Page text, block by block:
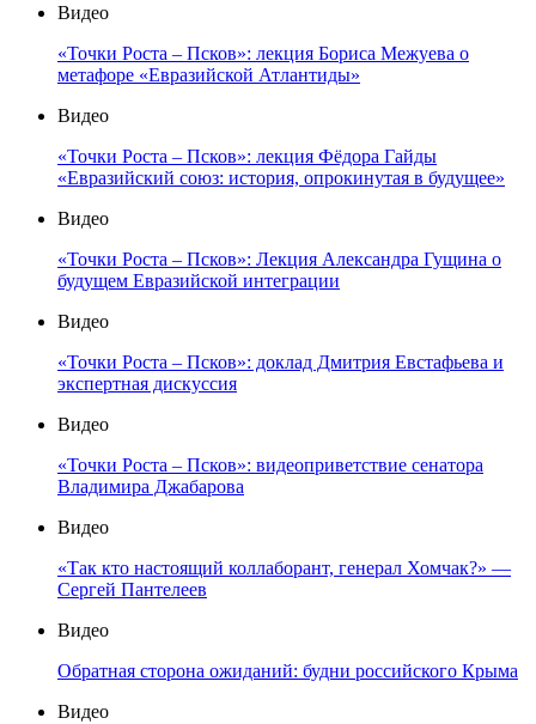
Видео
«Точки Роста – Псков»: лекция Бориса Межуева о
метафоре «Евразийской Атлантиды»
Видео
«Точки Роста – Псков»: лекция Фёдора Гайды
«Евразийский союз: история, опрокинутая в будущее»
Видео
«Точки Роста – Псков»: Лекция Александра Гущина о
будущем Евразийской интеграции
Видео
«Точки Роста – Псков»: доклад Дмитрия Евстафьева и
экспертная дискуссия
Видео
«Точки Роста – Псков»: видеоприветствие сенатора
Владимира Джабарова
Видео
«Так кто настоящий коллаборант, генерал Хомчак?» —
Сергей Пантелеев
Видео
Обратная сторона ожиданий: будни российского Крыма
Видео